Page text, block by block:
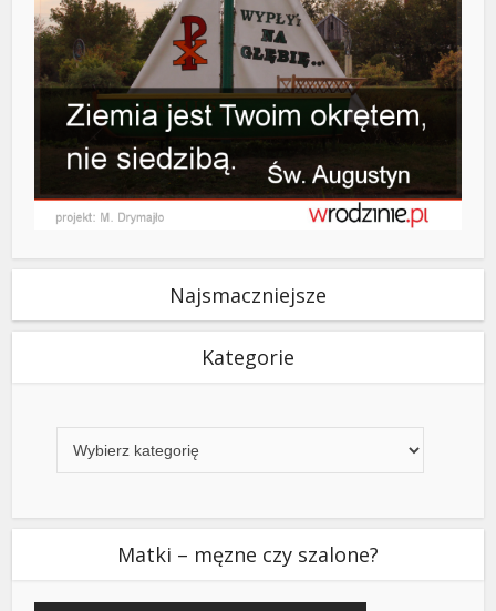
Najsmaczniejsze
Kategorie
Matki – męzne czy szalone?